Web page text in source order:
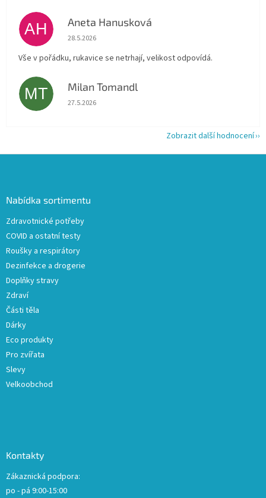
AH Aneta Hanusková
Hodnocení obchodu je 5 z 5 hvězdiček.
28.5.2026
Vše v pořádku, rukavice se netrhají, velikost odpovídá.
MT Milan Tomandl
Hodnocení obchodu je 5 z 5 hvězdiček.
27.5.2026
Zobrazit další hodnocení
Nabídka sortimentu
Zdravotnické potřeby
COVID a ostatní testy
Roušky a respirátory
Dezinfekce a drogerie
Doplňky stravy
Zdraví
Části těla
Dárky
Eco produkty
Pro zvířata
Slevy
Velkoobchod
Kontakty
Zákaznická podpora:
po - pá 9:00-15:00